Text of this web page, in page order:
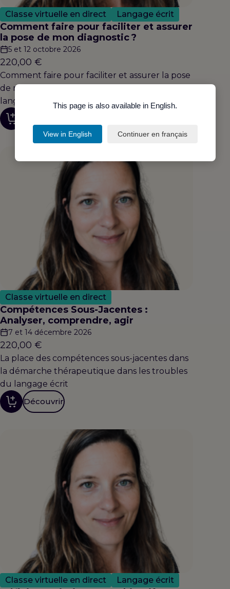
Classe virtuelle en direct Langage écrit
Comment faire pour faciliter et assurer
la pose de mon diagnostic ?
5 et 12 octobre 2026
220,00 €
Comment faire pour faciliter et assurer la pose
de mon diagnostic dans les troubles du
langage écrit ?
Classe virtuelle en direct
Compétences Sous-Jacentes :
Analyser, comprendre, agir
7 et 14 décembre 2026
220,00 €
La place des compétences sous-jacentes dans
la démarche thérapeutique dans les troubles
du langage écrit
Découvrir
Classe virtuelle en direct Langage écrit
This page is also available in English.
View in English Continuer en français